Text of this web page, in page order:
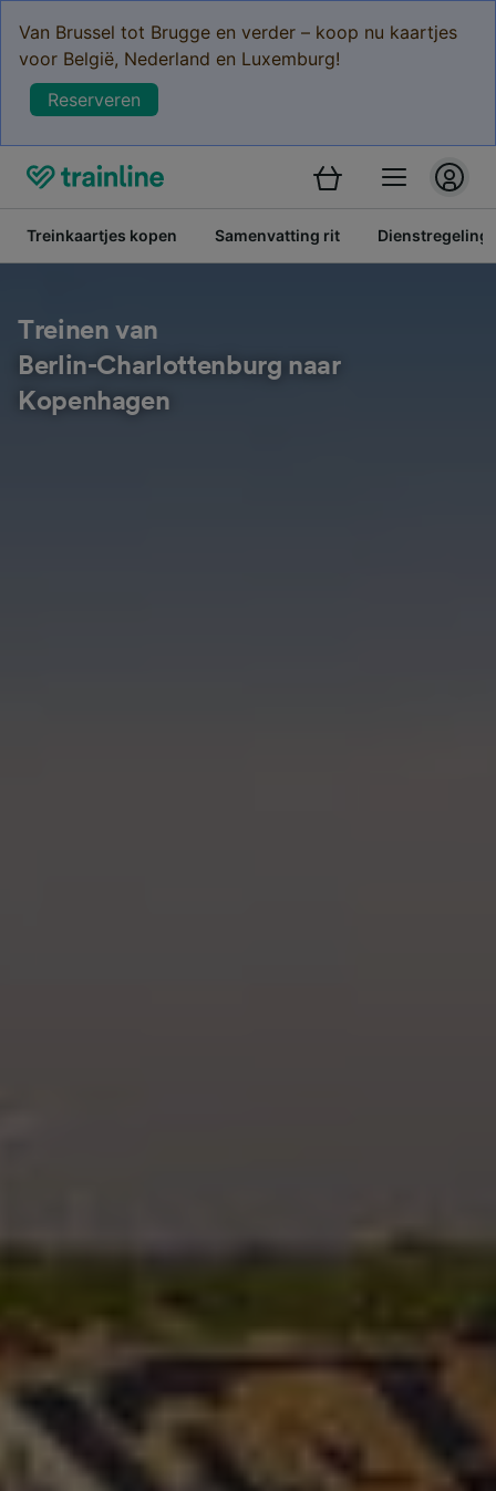
Van Brussel tot Brugge en verder – koop nu kaartjes
voor België, Nederland en Luxemburg!
Reserveren
Treinkaartjes kopen Samenvatting rit Dienstregeling
Treinen van
Berlin-Charlottenburg naar
Kopenhagen